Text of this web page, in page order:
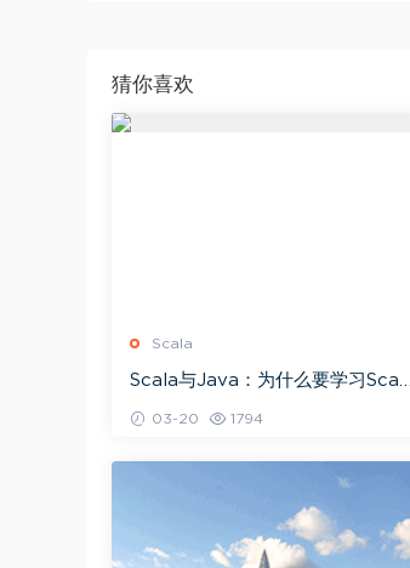
猜你喜欢
Scala
Scala与Java：为什么要学习Scal
03-20 1794